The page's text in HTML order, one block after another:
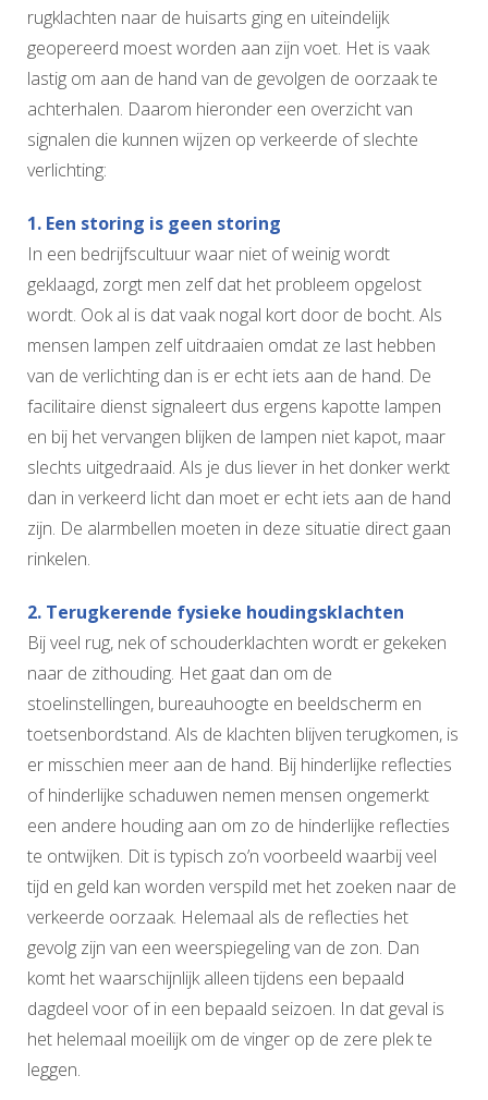
rugklachten naar de huisarts ging en uiteindelijk
geopereerd moest worden aan zijn voet. Het is vaak
lastig om aan de hand van de gevolgen de oorzaak te
achterhalen. Daarom hieronder een overzicht van
signalen die kunnen wijzen op verkeerde of slechte
verlichting:
1. Een storing is geen storing
In een bedrijfscultuur waar niet of weinig wordt
geklaagd, zorgt men zelf dat het probleem opgelost
wordt. Ook al is dat vaak nogal kort door de bocht. Als
mensen lampen zelf uitdraaien omdat ze last hebben
van de verlichting dan is er echt iets aan de hand. De
facilitaire dienst signaleert dus ergens kapotte lampen
en bij het vervangen blijken de lampen niet kapot, maar
slechts uitgedraaid. Als je dus liever in het donker werkt
dan in verkeerd licht dan moet er echt iets aan de hand
zijn. De alarmbellen moeten in deze situatie direct gaan
rinkelen.
2. Terugkerende fysieke houdingsklachten
Bij veel rug, nek of schouderklachten wordt er gekeken
naar de zithouding. Het gaat dan om de
stoelinstellingen, bureauhoogte en beeldscherm en
toetsenbordstand. Als de klachten blijven terugkomen, is
er misschien meer aan de hand. Bij hinderlijke reflecties
of hinderlijke schaduwen nemen mensen ongemerkt
een andere houding aan om zo de hinderlijke reflecties
te ontwijken. Dit is typisch zo’n voorbeeld waarbij veel
tijd en geld kan worden verspild met het zoeken naar de
verkeerde oorzaak. Helemaal als de reflecties het
gevolg zijn van een weerspiegeling van de zon. Dan
komt het waarschijnlijk alleen tijdens een bepaald
dagdeel voor of in een bepaald seizoen. In dat geval is
het helemaal moeilijk om de vinger op de zere plek te
leggen.